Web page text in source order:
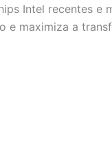
Intel recentes e
e maximiza a